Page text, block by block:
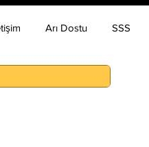
Arı Dostu SSS